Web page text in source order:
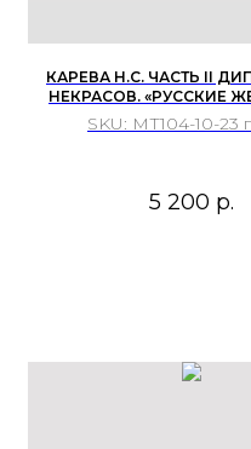
КАРЕВА Н.С. ЧАСТЬ II
НЕКРАСОВ. «РУССКИЕ
КНЯГИНЯ Е.И.
ТРЕТЬ XX В.
SKU: МТ104-10-23
5 200 р.